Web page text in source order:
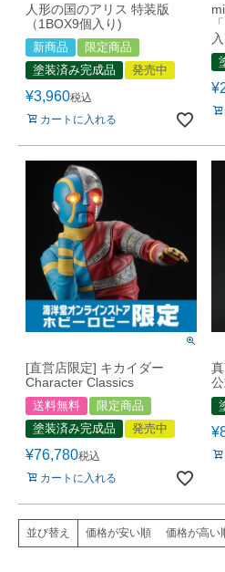
人形の国のアリス 特装版
（1BOX9個入り)
新商品
限定商品
塗装済み完成品
発売中
¥3,960税込
カートに入れる
¥
[直営店限定] キカイダー
Character Classics
送料無料
限定商品
塗装済み完成品
発売中
¥76,780税込
カートに入れる
¥
並び替え 価格が安い順 価格が高い